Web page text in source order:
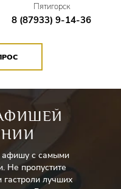
Пятигорск
8 (87933) 9-14-36
афишу с самыми
Не пропустите
лучших